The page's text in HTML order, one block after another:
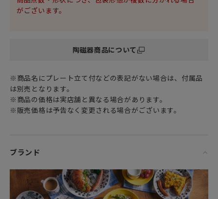
な方へ
特別な記念日に心を込めた上品な贈り物、お祝いのギフトや
プレゼントだけでなく
頑張った自分へのご褒美としても最適です。
※電子レンジ・オーブン・食器洗い乾燥機での使用はOKで
す。（直火にはご使用いただけません。）
フィンランド、スウェーデン、ノルウェー、デンマークな
ど、北欧（北部ヨーロッパ）で広くみられる北欧雑貨を中心
がございます。
陶磁器商品について
※商品名にプレート立て付などの表記がない場合は、付属品
は別売となります。
※商品の価格は実店舗と異なる場合があります。
※販売価格は予告なく変更される場合がございます。
ブランド